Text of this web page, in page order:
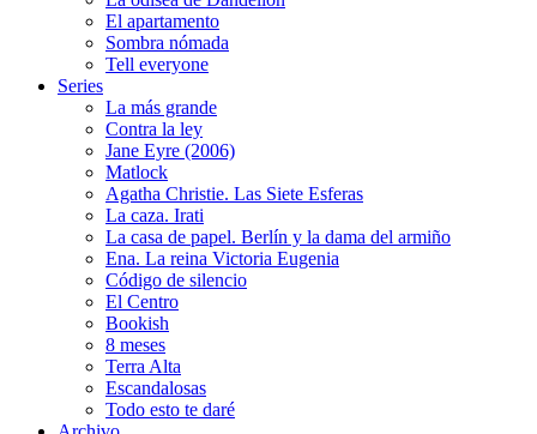
El apartamento
Sombra nómada
Tell everyone
Series
La más grande
Contra la ley
Jane Eyre (2006)
Matlock
Agatha Christie. Las Siete Esferas
La caza. Irati
La casa de papel. Berlín y la dama del armiño
Ena. La reina Victoria Eugenia
Código de silencio
El Centro
Bookish
8 meses
Terra Alta
Escandalosas
Todo esto te daré